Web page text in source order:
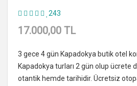
243
17.000,00 TL
3 gece 4 gün Kapadokya butik otel
Kapadokya turları 2 gün olup ücrete
otantik hemde tarihidir. Ücretsiz